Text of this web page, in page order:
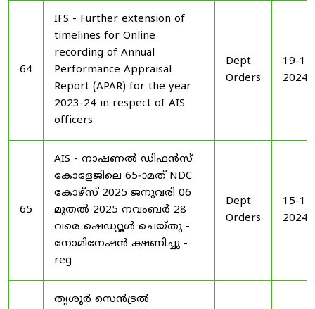
64
IFS - Further extension of
timelines for Online
recording of Annual
Performance Appraisal
Report (APAR) for the year
2023-24 in respect of AIS
officers
Dept
Orders
19-
2024
65
AIS - നാഷണൽ ഡിഫൻസ്
കോളേജിലെ 65-ാമത് NDC
കോഴ്‌സ് 2025 ജനുവരി 06
മുതൽ 2025 നവംബർ 28
വരെ ഷെഡ്യൂൾ ചെയ്‌തു -
നോമിനേഷൻ ക്ഷണിച്ചു -
reg
Dept
Orders
15-
2024
തൃശൂർ സെൻട്രൽ